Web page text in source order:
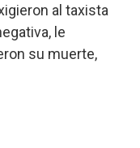
al taxista
le
su muerte,